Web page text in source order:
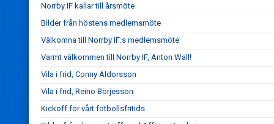
Norrby IF kallar till årsmöte
Bilder från höstens medlemsmöte
Välkomna till Norrby IF:s medlemsmöte
Varmt välkommen till Norrby IF, Anton Wall!
Vila i frid, Conny Aldorsson
Vila i frid, Reino Börjesson
Kickoff för vårt fotbollsfritids